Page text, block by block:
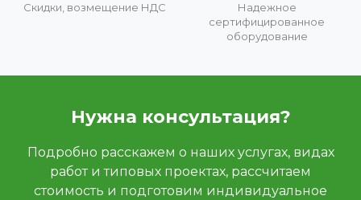
Скидки, возмещение НДС
Надежное
сертифицированное
оборудование
Нужна консультация?
Подробно расскажем о наших услугах, видах
работ и типовых проектах, рассчитаем
стоимость и подготовим индивидуальное